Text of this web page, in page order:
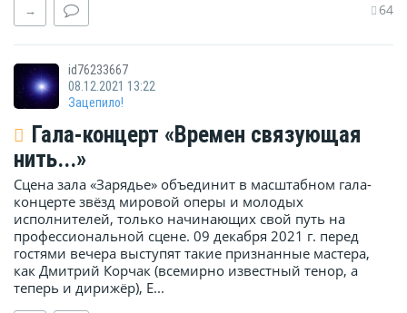
→ 64
id76233667
08.12.2021 13:22
Зацепило!
Гала-концерт «Времен связующая
нить...»
Сцена зала «Зарядье» объединит в масштабном гала-
концерте звёзд мировой оперы и молодых
исполнителей, только начинающих свой путь на
профессиональной сцене. 09 декабря 2021 г. перед
гостями вечера выступят такие признанные мастера,
как Дмитрий Корчак (всемирно известный тенор, а
теперь и дирижёр), Е...